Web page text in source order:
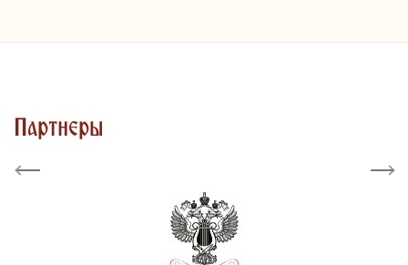
Партнеры
Previous Next